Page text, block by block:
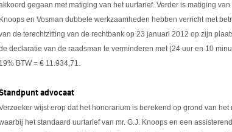
gegaan met matiging van het uurtarief. Verder is matiging
Knoops en Vosman dubbele werkzaamheden hebben verricht met
de terechtzitting van de rechtbank op 23 januari 2012 op zijn
declaratie van de raadsman te verminderen met (24 uur en 10
19% BTW = € 11.934,71.
advocaat
wijst erop dat het honorarium is berekend op grond van
het standaard uurtarief van mr. G.J. Knoops en een